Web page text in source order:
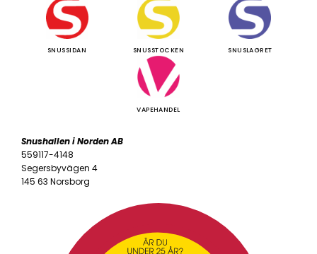
SNUSSIDAN SNUSSTOCKEN SNUSLAGRET
VAPEHANDEL
Snushallen i Norden AB
559117-4148
Segersbyvägen 4
145 63 Norsborg